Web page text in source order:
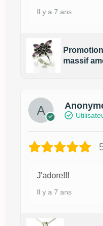
Il y a 7 ans
massif
J'adore!!!
Il y a 7 ans